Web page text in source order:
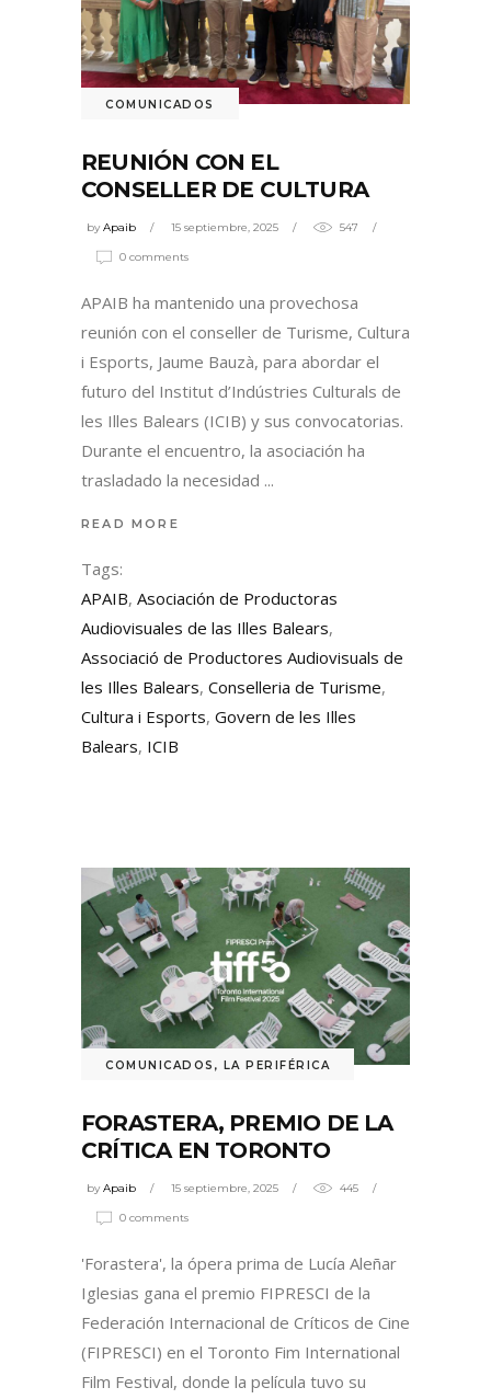
COMUNICADOS
REUNIÓN CON EL
CONSELLER DE CULTURA
byApaib 15 septiembre, 2025 547
0 comments
APAIB ha mantenido una provechosa
reunión con el conseller de Turisme, Cultura
i Esports, Jaume Bauzà, para abordar el
futuro del Institut d’Indústries Culturals de
les Illes Balears (ICIB) y sus convocatorias.
Durante el encuentro, la asociación ha
trasladado la necesidad
READ MORE
Tags:
APAIB, Asociación de Productoras
Audiovisuales de las Illes Balears,
Associació de Productores Audiovisuals de
les Illes Balears, Conselleria de Turisme,
Cultura i Esports, Govern de les Illes
Balears, ICIB
COMUNICADOS , LA PERIFÉRICA
FORASTERA, PREMIO DE LA
CRÍTICA EN TORONTO
byApaib 15 septiembre, 2025 445
0 comments
'Forastera', la ópera prima de Lucía Aleñar
Iglesias gana el premio FIPRESCI de la
Federación Internacional de Críticos de Cine
(FIPRESCI) en el Toronto Fim International
Film Festival, donde la película tuvo su